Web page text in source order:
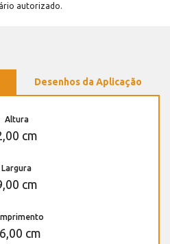
autorizado.
Desenhos da Aplicação
Altura
cm
Largura
cm
cm